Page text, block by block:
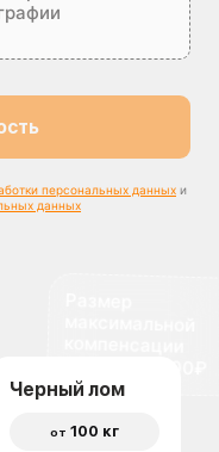
персональных данных и
данных
Черный лом
от 100 кг